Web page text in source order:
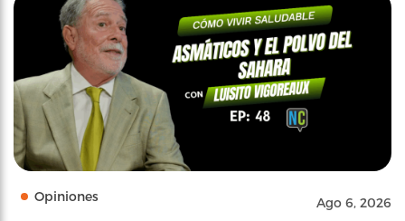
Opiniones Ago 6, 2026